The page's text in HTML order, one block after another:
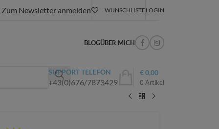
Zum Newsletter anmelden WUNSCHLISTELOGIN
BLOGÜBER MICH
SUPPORT TELEFON
+43(0)676/7873429 0 Artikel
€0,00